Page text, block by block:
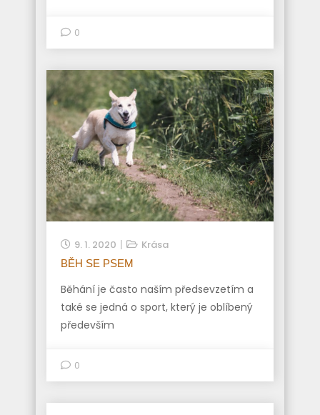
0
9. 1. 2020 Krása
BĚH SE PSEM
Běhání je často naším předsevzetím a
také se jedná o sport, který je oblíbený
především
0